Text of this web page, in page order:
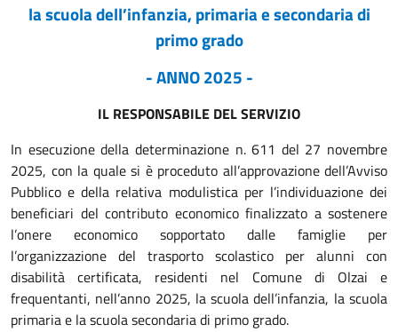
la scuola dell’infanzia, primaria e secondaria di
primo grado
- ANNO 2025 -
IL RESPONSABILE DEL SERVIZIO
In esecuzione della determinazione n. 611 del 27 novembre
2025, con la quale si è proceduto all’approvazione dell’Avviso
Pubblico e della relativa modulistica per l’individuazione dei
beneficiari del contributo economico finalizzato a sostenere
l’onere economico sopportato dalle famiglie per
l’organizzazione del trasporto scolastico per alunni con
disabilità certificata, residenti nel Comune di Olzai e
frequentanti, nell’anno 2025, la scuola dell’infanzia, la scuola
primaria e la scuola secondaria di primo grado.